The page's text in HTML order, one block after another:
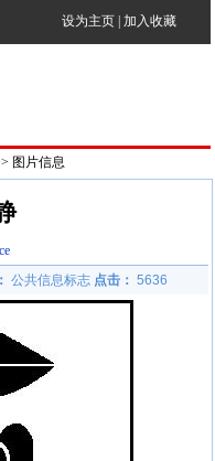
设为主页 加入收藏
图片信息
公共信息标志 点击： 5636